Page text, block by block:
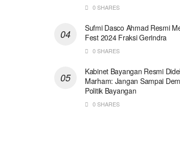
0 SHARES
Sufmi Dasco Ahmad Resmi
Fest 2024 Fraksi Gerindra
0 SHARES
Kabinet Bayangan Resmi
Marham: Jangan Sampai
Politik Bayangan
0 SHARES